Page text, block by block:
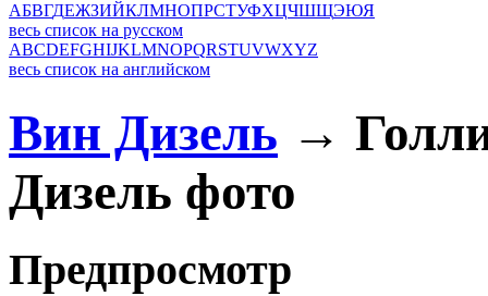
АБВГДЕЖЗИЙКЛМНОПРСТУФХЦЧШЩЭЮЯ
весь список на русском
ABCDEFGHIJKLMNOPQRSTUVWXYZ
весь список на английском
Вин Дизель →
Дизель фото
Предпросмотр